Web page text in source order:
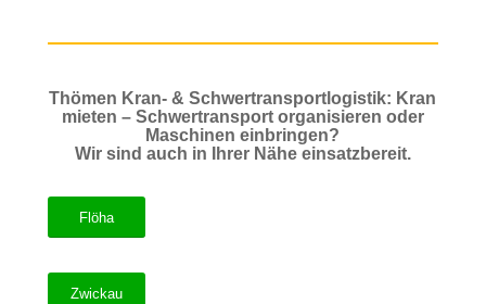
Thömen Kran- & Schwertransportlogistik: Kran
mieten – Schwertransport organisieren oder
Maschinen einbringen?
Wir sind auch in Ihrer Nähe einsatzbereit.
Flöha
Zwickau